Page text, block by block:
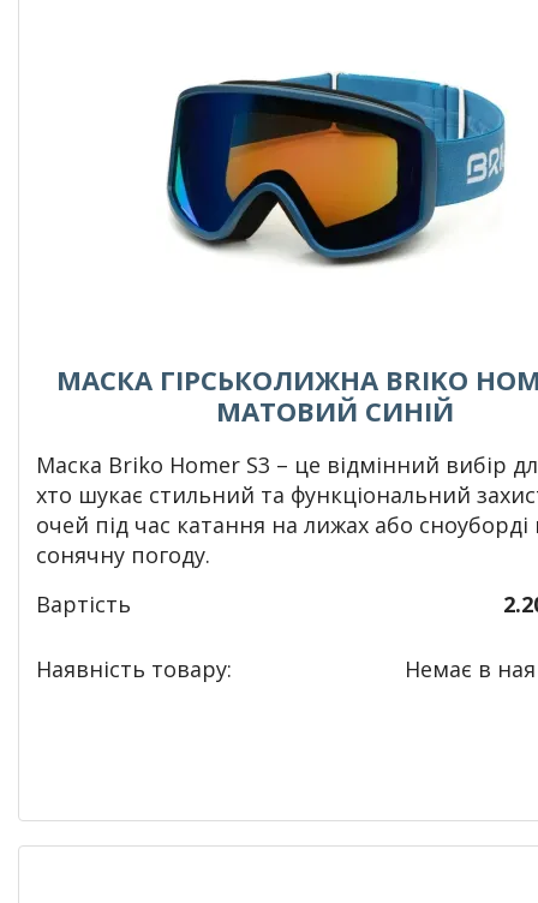
МАСКА ГІРСЬКОЛИЖНА BRIKO
МАТОВИЙ СИНІЙ
Маска Briko Homer S3 – це відмінний вибір
хто шукає стильний та функціональний
очей під час катання на лижах або сноуборді
сонячну погоду.
Вартість
Наявність товару: Немає в